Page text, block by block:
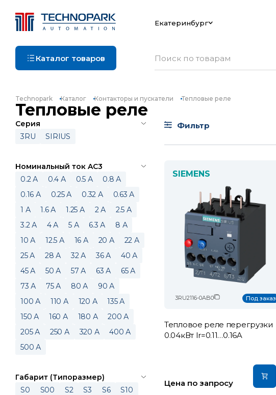
Екатеринбург
Каталог товаров
Technopark Каталог Контакторы и пускатели Тепловые реле
Тепловые реле
Серия
3RU
SIRIUS
Номинальный ток AC3
0.2 А
0.4 А 0.5 А
0.8 А
0.16 А
0.25 А 0.32 А
0.63 А
1 А
1.6 А 1.25 А 2 А
2.5 А
3.2 А
4 А 5 А 6.3 А
8 А
10 А
12.5 А 16 А 20 А
22 А
25 А
28 А 32 А 36 А
40 А
45 А
50 А 57 А 63 А
65 А
73 А
75 А 80 А
90 А
100 А
110 А 120 А
135 А
150 А
160 А 180 А
200 А
205 А
250 А 320 А
400 А
500 А
Габарит (Типоразмер)
S0
S00 S2 S3 S6
S10
Фильтр
SIEMENS
3RU2116-0AB0 Под заказ
Тепловое реле перегрузки
0.04кВт Ir=0.11…0.16A
Цена по запросу